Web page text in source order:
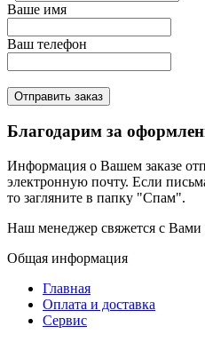
Ваше имя
Ваш телефон
Отправить заказ
Благодарим за
Информация о Вашем заказе
электронную почту. Если
то загляните в папку "Спам".
Наш менеджер свяжется с
Общая информация
Главная
Оплата и доставка
Сервис